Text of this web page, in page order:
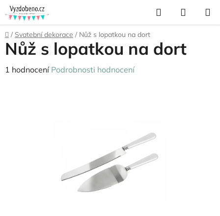
Přejít
na
obsah
Hledat
KOŠÍK
Domů
/ Svatební dekorace / Nůž s lopatkou na dort
Nůž s lopatkou na dort
Průměrné
1 hodnocení Podrobnosti hodnocení